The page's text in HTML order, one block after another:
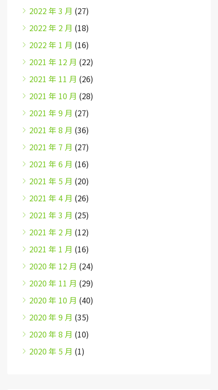
2022 年 3 月 (27)
2022 年 2 月 (18)
2022 年 1 月 (16)
2021 年 12 月 (22)
2021 年 11 月 (26)
2021 年 10 月 (28)
2021 年 9 月 (27)
2021 年 8 月 (36)
2021 年 7 月 (27)
2021 年 6 月 (16)
2021 年 5 月 (20)
2021 年 4 月 (26)
2021 年 3 月 (25)
2021 年 2 月 (12)
2021 年 1 月 (16)
2020 年 12 月 (24)
2020 年 11 月 (29)
2020 年 10 月 (40)
2020 年 9 月 (35)
2020 年 8 月 (10)
2020 年 5 月 (1)